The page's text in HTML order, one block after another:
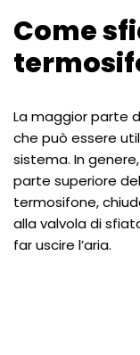
Come
La maggior parte
che può essere
sistema. In
parte superiore
termosifone,
alla valvola di
far uscire l’aria.